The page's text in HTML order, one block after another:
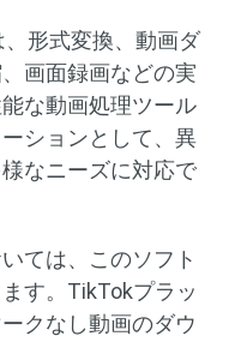
形式変換、動画ダ
画面録画などの実
な動画処理ツール
ションとして、異
なニーズに対応で
ては、このソフト
す。TikTokプラッ
クなし動画のダウ